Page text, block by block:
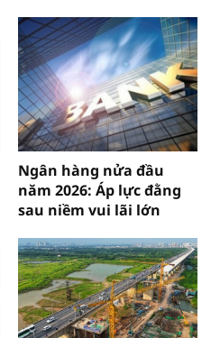
Ngân hàng nửa đầu
năm 2026: Áp lực đằng
sau niềm vui lãi lớn